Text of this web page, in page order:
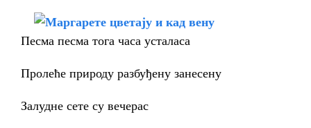
Песма песма тога часа усталаса
Пролеће природу разбуђену занесену
Залудне сете су вечерас